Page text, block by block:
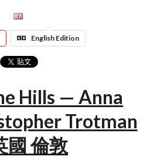
English Edition
Hills — Anna
Trotman
國 倫敦